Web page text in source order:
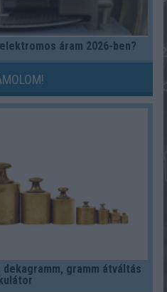
áram 2026-ben?
gramm átváltás